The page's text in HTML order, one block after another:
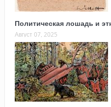
Политическая лошадь и
Август 07, 2025